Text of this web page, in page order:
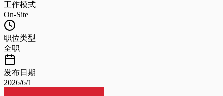
工作模式
On-Site
职位类型
全职
发布日期
2026/6/1